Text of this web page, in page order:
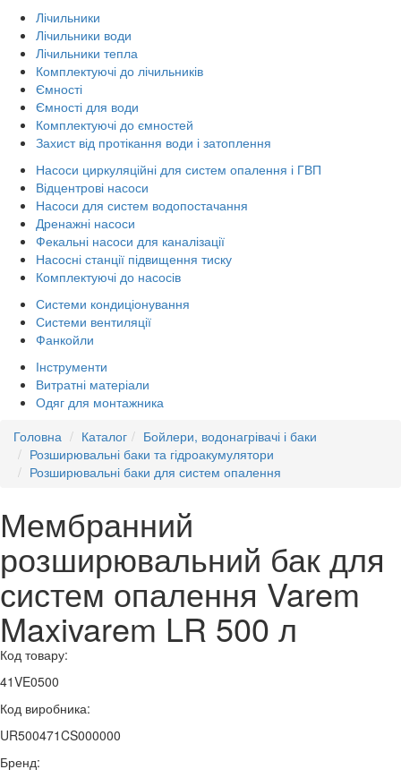
Лічильники
Лічильники води
Лічильники тепла
Комплектуючі до лічильників
Ємності
Ємності для води
Комплектуючі до ємностей
Захист від протікання води і затоплення
Насоси циркуляційні для систем опалення і ГВП
Відцентрові насоси
Насоси для систем водопостачання
Дренажні насоси
Фекальні насоси для каналізації
Насосні станції підвищення тиску
Комплектуючі до насосів
Системи кондиціонування
Системи вентиляції
Фанкойли
Інструменти
Витратні матеріали
Одяг для монтажника
Головна
Каталог
Бойлери, водонагрівачі і баки
Розширювальні баки та гідроакумулятори
Розширювальні баки для систем опалення
Мембранний
розширювальний бак для
систем опалення Varem
Maxivarem LR 500 л
Код товару:
41VE0500
Код виробника:
UR500471CS000000
Бренд: